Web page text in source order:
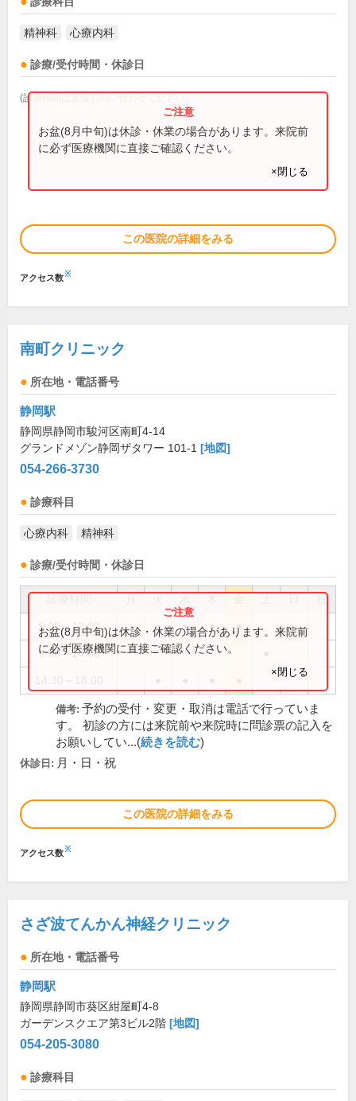
精神科 心療内科
診療/受付時間・休診日
(診療時間は直接お問い合わせください)
お盆(8月中旬)は休診・休業の場合があります。来院前
に必ず医療機関に直接ご確認ください。
×閉じる
この医院の詳細をみる
アクセス数※
南町クリニック
所在地・電話番号
静岡駅
静岡県静岡市駿河区南町4-14
グランドメゾン静岡ザタワー 101-1 [地図]
054-266-3730
診療科目
心療内科 精神科
診療/受付時間・休診日
祝
9:00～12:00 ● ● ● ●
9:00～14:00
お盆(8月中旬)は休診・休業の場合があります。来院前
に必ず医療機関に直接ご確認ください。
×閉じる
備考: 予約の受付・変更・取消は電話で行っていま
す。 初診の方には来院前や来院時に問診票の記入を
お願いしてい...(続きを読む)
休診日: 月・日・祝
この医院の詳細をみる
アクセス数※
さざ波てんかん神経クリニック
所在地・電話番号
静岡駅
静岡県静岡市葵区紺屋町4-8
ガーデンスクエア第3ビル2階 [地図]
054-205-3080
診療科目